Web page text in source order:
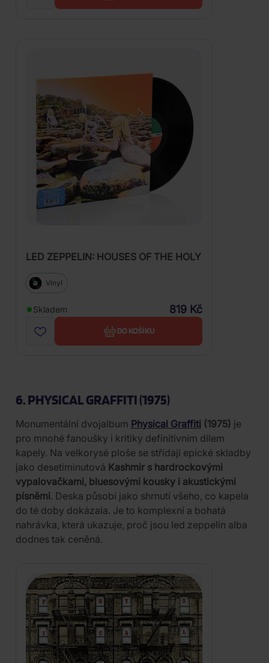
LED ZEPPELIN: HOUSES OF THE HOLY
Vinyl
Skladem 819 Kč
DO KOŠÍKU
6. PHYSICAL GRAFFITI (1975)
Monumentální dvojalbum Physical Graffiti (1975) je
pro mnohé fanoušky i kritiky definitivním dílem
kapely. Na velkorysé ploše se střídají epické skladby
jako desetiminutová Kashmir s hardrockovými
vypalovačkami, bluesovými kousky i akustickými
písněmi. Deska působí jako shrnutí všeho, co kapela
do té doby dokázala. Je to komplexní a bohatá
nahrávka, která ukazuje, proč jsou led zeppelin alba
dodnes tak ceněná.